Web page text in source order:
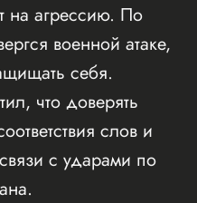
на агрессию. По
военной атаке,
себя.
что доверять
слов и
с ударами по